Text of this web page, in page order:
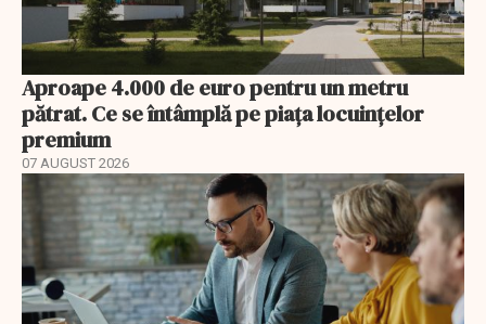
Aproape 4.000 de euro pentru un metru
pătrat. Ce se întâmplă pe piața locuințelor
premium
07 AUGUST 2026